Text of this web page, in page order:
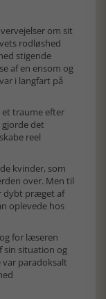
om sit
rodløshed
stigende
af en ensom og
i langfart på
et traume efter
det
reel
kvinder, som
over. Men til
dybt præget af
oplevede hos
for læseren
sin situation og
paradoksalt